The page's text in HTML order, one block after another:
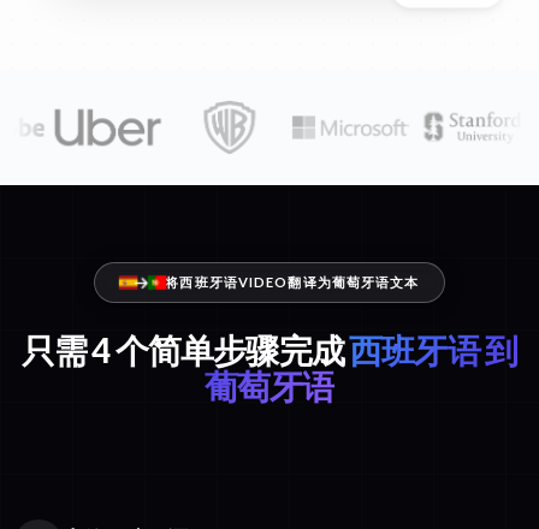
将西班牙语VIDEO翻译为葡萄牙语文本
只需 4 个简单步骤完成西班牙语 到
葡萄牙语